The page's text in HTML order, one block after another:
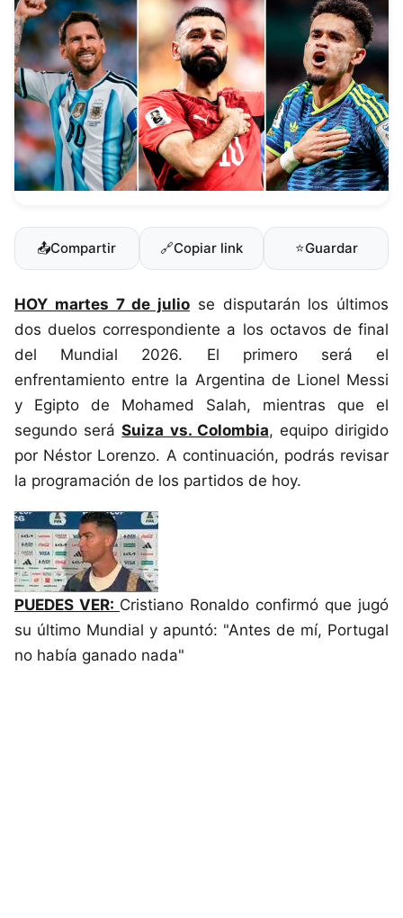
📤Compartir 🔗Copiar link ⭐Guardar
HOY martes 7 de julio se disputarán los últimos
dos duelos correspondiente a los octavos de final
del Mundial 2026. El primero será el
enfrentamiento entre la Argentina de Lionel Messi
y Egipto de Mohamed Salah, mientras que el
segundo seráSuiza vs. Colombia, equipo dirigido
por Néstor Lorenzo. A continuación, podrás revisar
la programación de los partidos de hoy.
PUEDES VER: Cristiano Ronaldo confirmó que jugó
su último Mundial y apuntó: "Antes de mí, Portugal
no había ganado nada"